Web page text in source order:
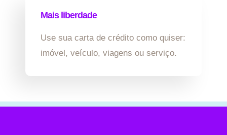
Mais liberdade
Use sua carta de crédito como quiser:
imóvel, veículo, viagens ou serviço.